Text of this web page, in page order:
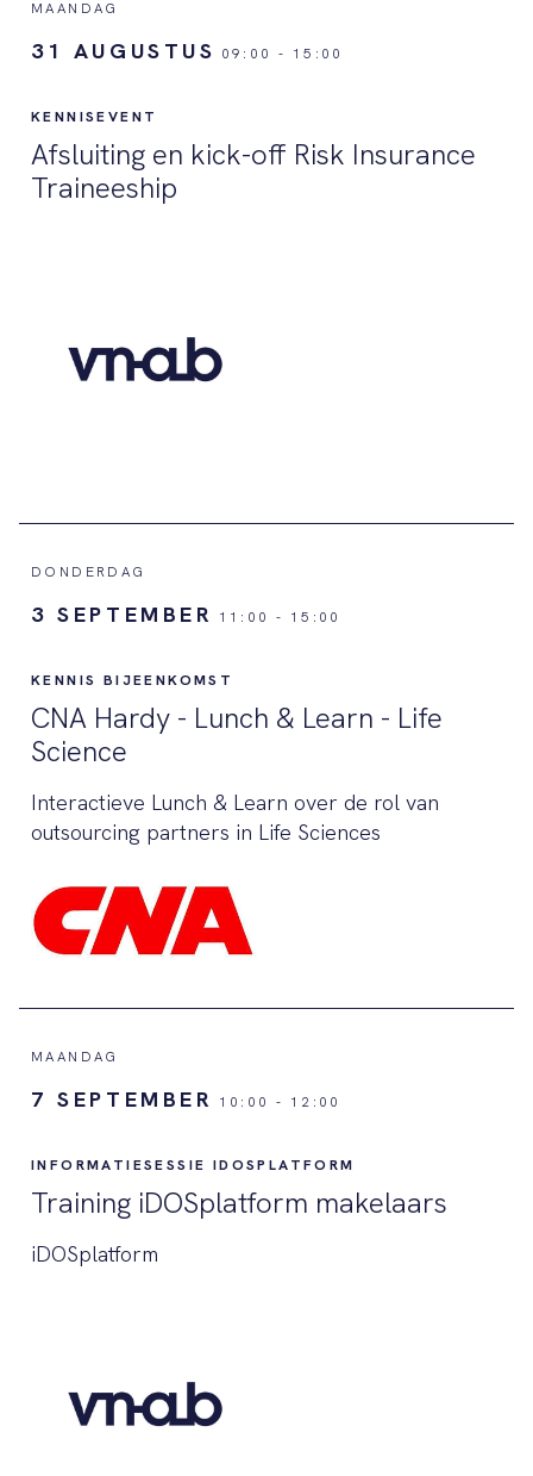
MAANDAG
31 AUGUSTUS 09:00 - 15:00
KENNISEVENT
Afsluiting en kick-off Risk Insurance
Traineeship
DONDERDAG
3 SEPTEMBER 11:00 - 15:00
KENNIS BIJEENKOMST
CNA Hardy - Lunch & Learn - Life
Science
Interactieve Lunch & Learn over de rol van
outsourcing partners in Life Sciences
MAANDAG
7 SEPTEMBER 10:00 - 12:00
INFORMATIESESSIE IDOSPLATFORM
Training iDOSplatform makelaars
iDOSplatform